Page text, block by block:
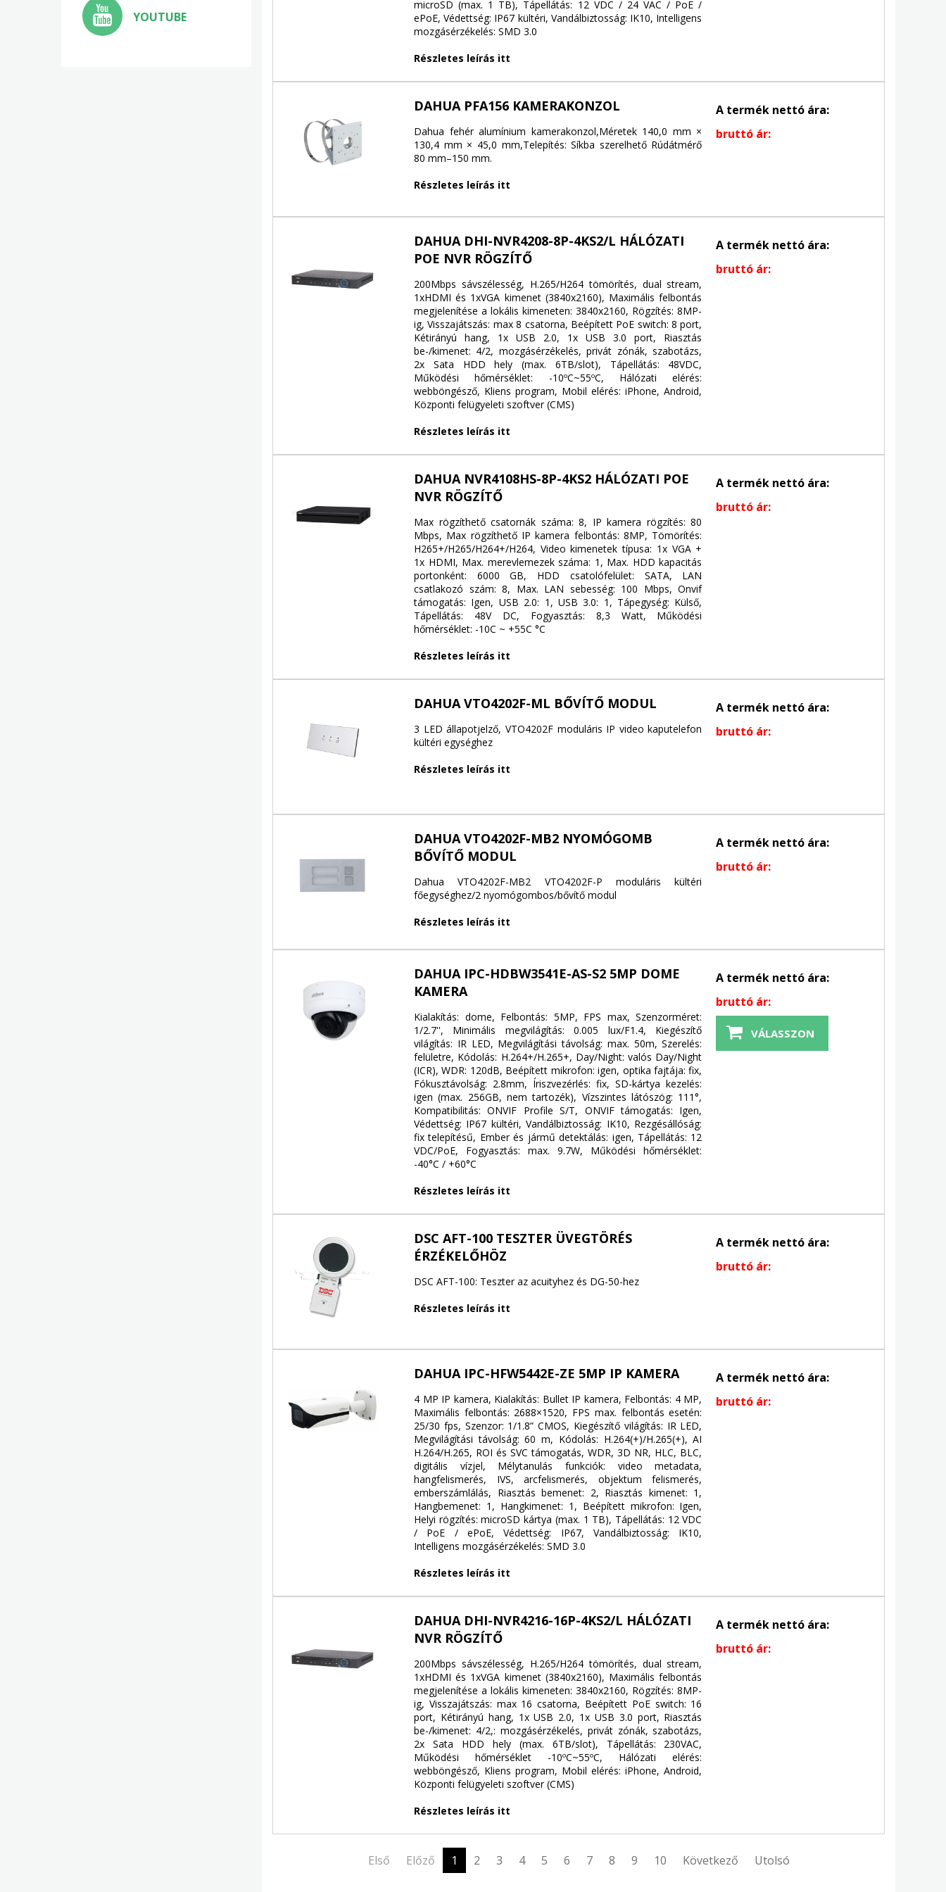
YOUTUBE
microSD (max. 1 TB), Tápellátás: 12 VDC / 24 VAC / PoE /
ePoE, Védettség: IP67 kültéri, Vandálbiztosság: IK10, Intelligens
mozgásérzékelés: SMD 3.0
Részletes leírás itt
DAHUA PFA156 KAMERAKONZOL
Dahua fehér alumínium kamerakonzol,Méretek 140,0 mm ×
130,4 mm × 45,0 mm,Telepítés: Síkba szerelhető Rúdátmérő
80 mm–150 mm.
Részletes leírás itt
A termék nettó ára:
bruttó ár:
DAHUA DHI-NVR4208-8P-4KS2/L HÁLÓZATI
POE NVR RÖGZÍTŐ
200Mbps sávszélesség, H.265/H264 tömörítés, dual stream,
1xHDMI és 1xVGA kimenet (3840x2160), Maximális felbontás
megjelenítése a lokális kimeneten: 3840x2160, Rögzítés: 8MP-
ig, Visszajátszás: max 8 csatorna, Beépített PoE switch: 8 port,
Kétirányú hang, 1x USB 2.0, 1x USB 3.0 port, Riasztás
be-/kimenet: 4/2, mozgásérzékelés, privát zónák, szabotázs,
2x Sata HDD hely (max. 6TB/slot), Tápellátás: 48VDC,
Működési hőmérséklet: -10ºC~55ºC, Hálózati elérés:
webböngésző, Kliens program, Mobil elérés: iPhone, Android,
Központi felügyeleti szoftver (CMS)
Részletes leírás itt
A termék nettó ára:
bruttó ár:
DAHUA NVR4108HS-8P-4KS2 HÁLÓZATI POE
NVR RÖGZÍTŐ
Max rögzíthető csatornák száma: 8, IP kamera rögzítés: 80
Mbps, Max rögzíthető IP kamera felbontás: 8MP, Tömörítés:
H265+/H265/H264+/H264, Video kimenetek típusa: 1x VGA +
1x HDMI, Max. merevlemezek száma: 1, Max. HDD kapacitás
portonként: 6000 GB, HDD csatolófelület: SATA, LAN
csatlakozó szám: 8, Max. LAN sebesség: 100 Mbps, Onvif
támogatás: Igen, USB 2.0: 1, USB 3.0: 1, Tápegység: Külső,
Tápellátás: 48V DC, Fogyasztás: 8,3 Watt, Működési
hőmérséklet: -10C ~ +55C °C
Részletes leírás itt
A termék nettó ára:
bruttó ár:
DAHUA VTO4202F-ML BŐVÍTŐ MODUL
3 LED állapotjelző, VTO4202F moduláris IP video kaputelefon
kültéri egységhez
Részletes leírás itt
A termék nettó ára:
bruttó ár:
DAHUA VTO4202F-MB2 NYOMÓGOMB
BŐVÍTŐ MODUL
Dahua VTO4202F-MB2 VTO4202F-P moduláris kültéri
főegységhez/2 nyomógombos/bővítő modul
Részletes leírás itt
A termék nettó ára:
bruttó ár:
DAHUA IPC-HDBW3541E-AS-S2 5MP DOME
KAMERA
Kialakítás: dome, Felbontás: 5MP, FPS max, Szenzorméret:
1/2.7'', Minimális megvilágítás: 0.005 lux/F1.4, Kiegészítő
világítás: IR LED, Megvilágítási távolság: max. 50m, Szerelés:
felületre, Kódolás: H.264+/H.265+, Day/Night: valós Day/Night
(ICR), WDR: 120dB, Beépített mikrofon: igen, optika fajtája: fix,
Fókusztávolság: 2.8mm, Íriszvezérlés: fix, SD-kártya kezelés:
igen (max. 256GB, nem tartozék), Vízszintes látószög: 111°,
Kompatibilitás: ONVIF Profile S/T, ONVIF támogatás: Igen,
Védettség: IP67 kültéri, Vandálbiztosság: IK10, Rezgésállóság:
fix telepítésű, Ember és jármű detektálás: igen, Tápellátás: 12
VDC/PoE, Fogyasztás: max. 9.7W, Működési hőmérséklet:
-40°C / +60°C
Részletes leírás itt
A termék nettó ára:
bruttó ár:
VÁLASSZON
DSC AFT-100 TESZTER ÜVEGTÖRÉS
ÉRZÉKELŐHÖZ
DSC AFT-100: Teszter az acuityhez és DG-50-hez
Részletes leírás itt
A termék nettó ára:
bruttó ár:
DAHUA IPC-HFW5442E-ZE 5MP IP KAMERA
4 MP IP kamera, Kialakítás: Bullet IP kamera, Felbontás: 4 MP,
Maximális felbontás: 2688×1520, FPS max. felbontás esetén:
25/30 fps, Szenzor: 1/1.8” CMOS, Kiegészítő világítás: IR LED,
Megvilágítási távolság: 60 m, Kódolás: H.264(+)/H.265(+), AI
H.264/H.265, ROI és SVC támogatás, WDR, 3D NR, HLC, BLC,
digitális vízjel, Mélytanulás funkciók: video metadata,
hangfelismerés, IVS, arcfelismerés, objektum felismerés,
emberszámlálás, Riasztás bemenet: 2, Riasztás kimenet: 1,
Hangbemenet: 1, Hangkimenet: 1, Beépített mikrofon: Igen,
Helyi rögzítés: microSD kártya (max. 1 TB), Tápellátás: 12 VDC
/ PoE / ePoE, Védettség: IP67, Vandálbiztosság: IK10,
Intelligens mozgásérzékelés: SMD 3.0
Részletes leírás itt
A termék nettó ára:
bruttó ár:
DAHUA DHI-NVR4216-16P-4KS2/L HÁLÓZATI
NVR RÖGZÍTŐ
200Mbps sávszélesség, H.265/H264 tömörítés, dual stream,
1xHDMI és 1xVGA kimenet (3840x2160), Maximális felbontás
megjelenítése a lokális kimeneten: 3840x2160, Rögzítés: 8MP-
ig, Visszajátszás: max 16 csatorna, Beépített PoE switch: 16
port, Kétirányú hang, 1x USB 2.0, 1x USB 3.0 port, Riasztás
be-/kimenet: 4/2,: mozgásérzékelés, privát zónák, szabotázs,
2x Sata HDD hely (max. 6TB/slot), Tápellátás: 230VAC,
Működési hőmérséklet -10ºC~55ºC, Hálózati elérés:
webböngésző, Kliens program, Mobil elérés: iPhone, Android,
Központi felügyeleti szoftver (CMS)
Részletes leírás itt
A termék nettó ára:
bruttó ár:
Első Előző 1 2 3 4 5 6 7 8 9 10 Következő Utolsó